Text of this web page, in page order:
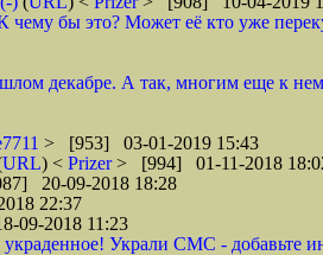
чему бы это? Может её кто уже
декабре. А так, многим еще к
> [953] 03-01-2019 15:43
URL) < Prizer> [994] 01-11-2018
20-09-2018 18:28
22:37
09-2018 11:23
Украли СМС - добавьте